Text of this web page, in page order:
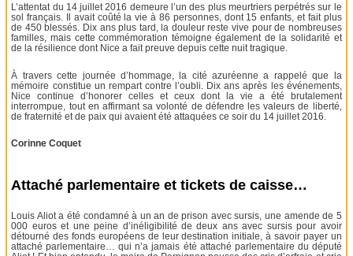
L’attentat du 14 juillet 2016 demeure l’un des plus meurtriers perpétrés sur le
sol français. Il avait coûté la vie à 86 personnes, dont 15 enfants, et fait plus
de 450 blessés. Dix ans plus tard, la douleur reste vive pour de nombreuses
familles, mais cette commémoration témoigne également de la solidarité et
de la résilience dont Nice a fait preuve depuis cette nuit tragique.
À travers cette journée d’hommage, la cité azuréenne a rappelé que la
mémoire constitue un rempart contre l’oubli. Dix ans après les événements,
Nice continue d’honorer celles et ceux dont la vie a été brutalement
interrompue, tout en affirmant sa volonté de défendre les valeurs de liberté,
de fraternité et de paix qui avaient été attaquées ce soir du 14 juillet 2016.
Corinne Coquet
Attaché parlementaire et tickets de caisse…
Louis Aliot a été condamné à un an de prison avec sursis, une amende de 5
000 euros et une peine d’inéligibilité de deux ans avec sursis pour avoir
détourné des fonds européens de leur destination initiale, à savoir payer un
attaché parlementaire… qui n’a jamais été attaché parlementaire du député